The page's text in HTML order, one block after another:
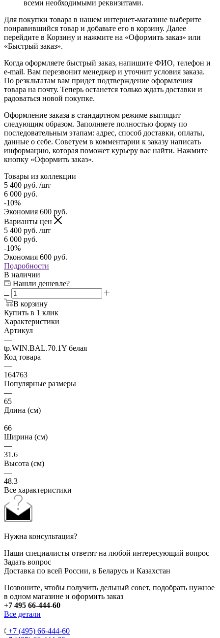
всеми необходимыми реквизитами.
Для покупки товара в нашем интернет-магазине выберите
понравившийся товар и добавьте его в корзину. Далее
перейдите в Корзину и нажмите на «Оформить заказ» или
«Быстрый заказ».
Когда оформляете быстрый заказ, напишите ФИО, телефон и
e-mail. Вам перезвонит менеджер и уточнит условия заказа.
По резкльтатам вам придет подтверждение оформления
товара на почту. Теперь останется только ждать доставки и
радоваться новой покупке.
Оформление заказа в стандартном режиме выглядит
следующим образом. Заполняете полностью форму по
последовательным этапам: адрес, способ доставки, оплаты,
данные о себе. Советуем в комментарии к заказу написать
информацию, которая поможет курьеру вас найти. Нажмите
кнопку «Оформить заказ».
Товары из коллекции
5 400 руб. /шт
6 000 руб.
-10%
Экономия 600 руб.
Варианты цен
5 400 руб. /шт
6 000 руб.
-10%
Экономия 600 руб.
Подробности
В наличии
Нашли дешевле?
В корзину
Купить в 1 клик
Характеристики
Артикул
—
tp.WIN.BAL.70.1Y белая
Код товара
—
164763
Популярные размеры
—
65
Длина (см)
—
66
Ширина (см)
—
31.6
Высота (см)
—
48.3
Все характеристики
Нужна консультация?
Наши специалисты ответят на любой интересующий вопрос
Задать вопрос
Доставка по всей России, в Беларусь и Казахстан
Позвоните, чтобы получить дельный совет, подобрать нужное
в одном магазине и оформить заказ
+7 495 66-444-60
Все детали
+7 (495) 66-444-60